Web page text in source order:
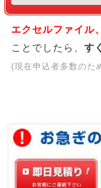
エクセルファイル
ことでしたら、 す
(現在申込者多数のた